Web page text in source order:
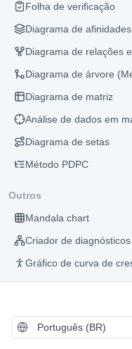
Folha de verificação
Diagrama de
Diagrama de relações
Diagrama de árvore
Diagrama de matriz
Análise de dados em
Diagrama de setas
Método PDPC
Outros
Mandala chart
Criador de diagnósticos
Gráfico de curva de